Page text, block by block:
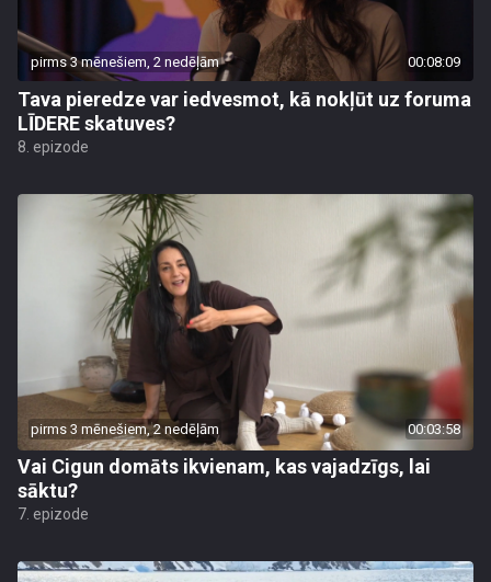
pirms 3 mēnešiem, 2 nedēļām 00:08:09
Tava pieredze var iedvesmot, kā nokļūt uz foruma
LĪDERE skatuves?
8. epizode
pirms 3 mēnešiem, 2 nedēļām 00:03:58
Vai Cigun domāts ikvienam, kas vajadzīgs, lai
sāktu?
7. epizode